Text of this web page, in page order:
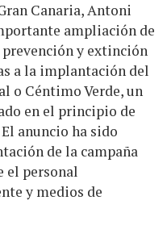
Canaria, Antoni
ampliación de
y extinción
a la implantación del
o Céntimo Verde, un
en el principio de
anuncio ha sido
de la campaña
el personal
y medios de